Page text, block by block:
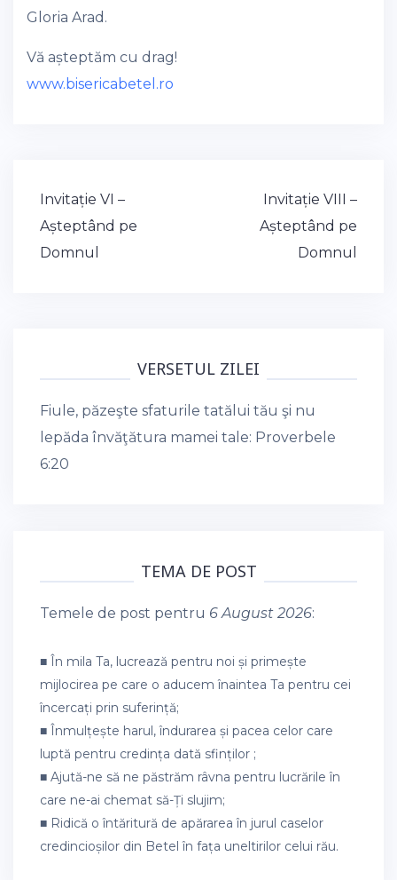
Gloria Arad.
Vă așteptăm cu drag!
www.bisericabetel.ro
Post
navigation
Invitație VI –
Așteptând pe
Domnul
Invitație VIII –
Așteptând pe
Domnul
VERSETUL ZILEI
Fiule, păzeşte sfaturile tatălui tău şi nu
lepăda învăţătura mamei tale: Proverbele
6:20
TEMA DE POST
Temele de post pentru 6 August 2026:
■ În mila Ta, lucrează pentru noi și primește
mijlocirea pe care o aducem înaintea Ta pentru cei
încercați prin suferință;
■ Înmulțește harul, îndurarea și pacea celor care
luptă pentru credința dată sfinților ;
■ Ajută-ne să ne păstrăm râvna pentru lucrările în
care ne-ai chemat să-Ți slujim;
■ Ridică o întăritură de apărarea în jurul caselor
credincioșilor din Betel în fața uneltirilor celui rău.